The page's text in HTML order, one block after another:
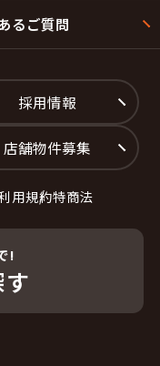
るご質問
採用情報
店舗物件募集
用規約特商法
!